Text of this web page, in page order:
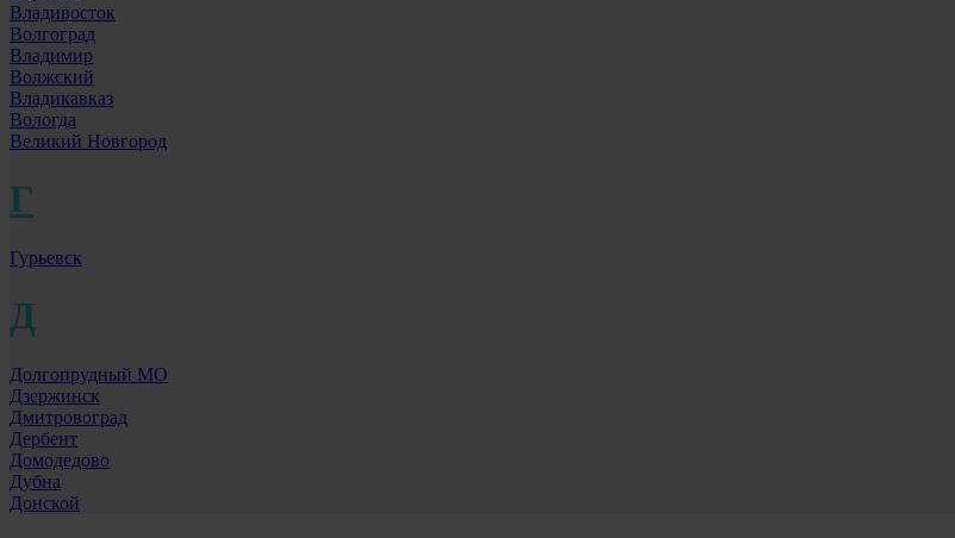
Владивосток
Волгоград
Владимир
Волжский
Владикавказ
Вологда
Великий Новгород
Г
Гурьевск
Д
Долгопрудный МО
Дзержинск
Дмитровоград
Дербент
Домодедово
Дубна
Донской